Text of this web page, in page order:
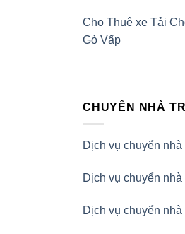
Cho Thuê xe Tải
Gò Vấp
CHUYỂN NHÀ
Dịch vụ chuyển nhà
Dịch vụ chuyển nhà
Dịch vụ chuyển nhà